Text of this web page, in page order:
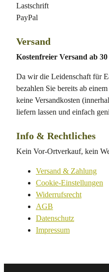
Lastschrift
PayPal
Versand
Kostenfreier Versand ab
Da wir die Leidenschaft für
bezahlen Sie bereits ab
keine Versandkosten
liefern lassen und einfach
Info & Rechtliches
Kein Vor-Ortverkauf, kein
Versand & Zahlung
Cookie-Einstellungen
Widerrufsrecht
AGB
Datenschutz
Impressum